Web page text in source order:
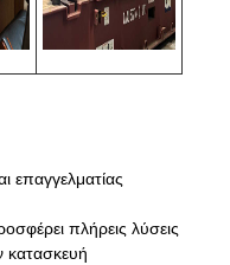
επαγγελματίας
πλήρεις λύσεις
κατασκευή